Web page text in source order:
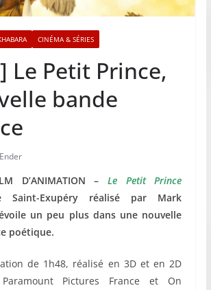
CINÉMA & SÉRIES
Le Petit Prince,
bande
Ender
D’ANIMATION –
Le Petit Prince
Saint-Exupéry réalisé par Mark
un peu plus dans une nouvelle
poétique.
de 1h48, réalisé en 3D et en 2D
Pictures France et On